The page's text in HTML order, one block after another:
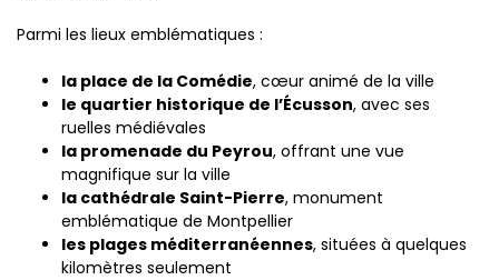
Parmi les lieux emblématiques :
la place de la Comédie, cœur animé de la ville
le quartier historique de l’Écusson, avec ses
ruelles médiévales
la promenade du Peyrou, offrant une vue
magnifique sur la ville
la cathédrale Saint-Pierre, monument
emblématique de Montpellier
les plages méditerranéennes, situées à quelques
kilomètres seulement